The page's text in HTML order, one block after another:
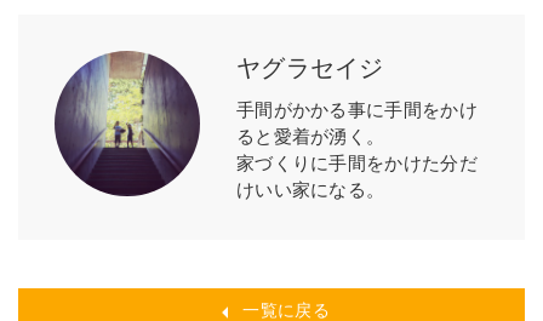
ヤグラセイジ
手間がかかる事に手間をかけ
ると愛着が湧く。
家づくりに手間をかけた分だ
けいい家になる。
一覧に戻る